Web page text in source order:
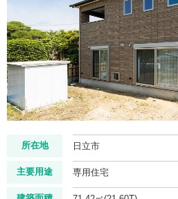
所在地 日立市
主要用途 専用住宅